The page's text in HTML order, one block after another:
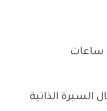
السيرة الذاتية